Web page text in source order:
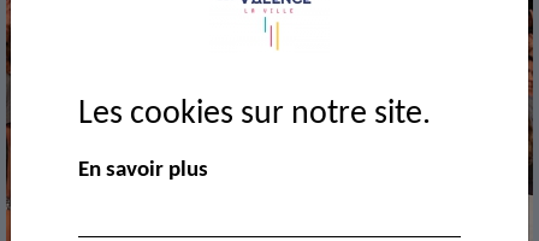
Les cookies sur notre site.
En savoir plus